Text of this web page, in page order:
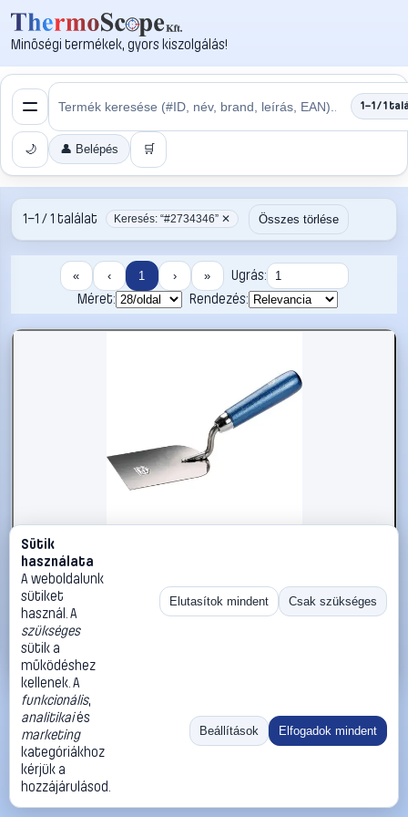
Minőségi termékek, gyors kiszolgálás!
1–1 / 1
🌙 👤 Belépés 🛒
1–1 / 1 találat Keresés: “#2734346” ✕ Összes törlése
« ‹ 1 › »
Ugrás:
Méret:
Rendezés:
#2734346
kwb 925406 Stukkó spatula
kwb
3 490 Ft
Kosárba
«
Méret:
Rendezés:
©2026
ThermoScope
Cégbemutató
Sütik
használata
A weboldalunk
sütiket
használ. A
szükséges
sütik a
működéshez
kellenek. A
funkcionális,
analitikaiés
marketing
kategóriákhoz
kérjük a
hozzájárulásod.
Elutasítok mindent Csak szükséges
Beállítások Elfogadok mindent